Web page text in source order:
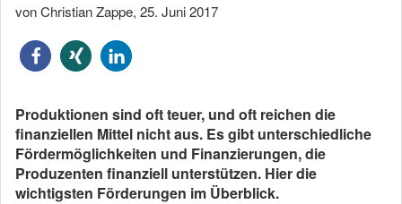
von Christian Zappe, 25. Juni 2017
Produktionen sind oft teuer, und oft reichen die
finanziellen Mittel nicht aus. Es gibt unterschiedliche
Fördermöglichkeiten und Finanzierungen, die
Produzenten finanziell unterstützen. Hier die
wichtigsten Förderungen im Überblick.